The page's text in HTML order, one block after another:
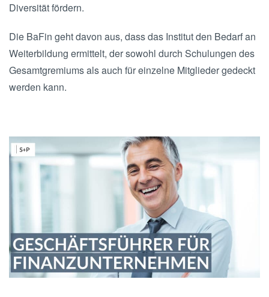
Diversität fördern.
Die BaFin geht davon aus, dass das Institut den Bedarf an
Weiterbildung ermittelt, der sowohl durch Schulungen des
Gesamtgremiums als auch für einzelne Mitglieder gedeckt
werden kann.